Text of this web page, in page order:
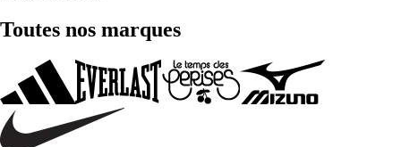
Toutes nos marques